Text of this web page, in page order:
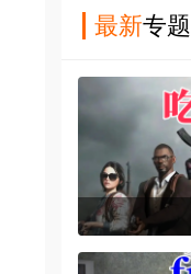
最新专题